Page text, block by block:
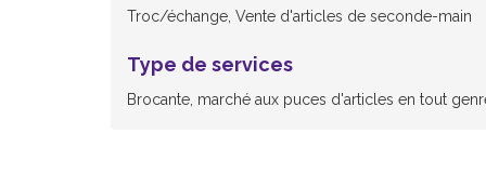
Troc/échange, Vente d'articles de seconde-main
Type de services
Brocante, marché aux puces d'articles en tout